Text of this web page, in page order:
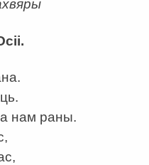
нам раны.